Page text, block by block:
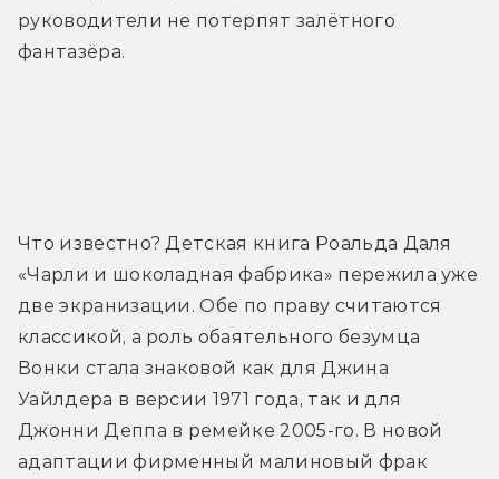
руководители не потерпят залётного
фантазёра.
Что известно? Детская книга Роальда Даля
«Чарли и шоколадная фабрика» пережила уже
две экранизации. Обе по праву считаются
классикой, а роль обаятельного безумца
Вонки стала знаковой как для Джина
Уайлдера в версии 1971 года, так и для
Джонни Деппа в ремейке 2005-го. В новой
адаптации фирменный малиновый фрак